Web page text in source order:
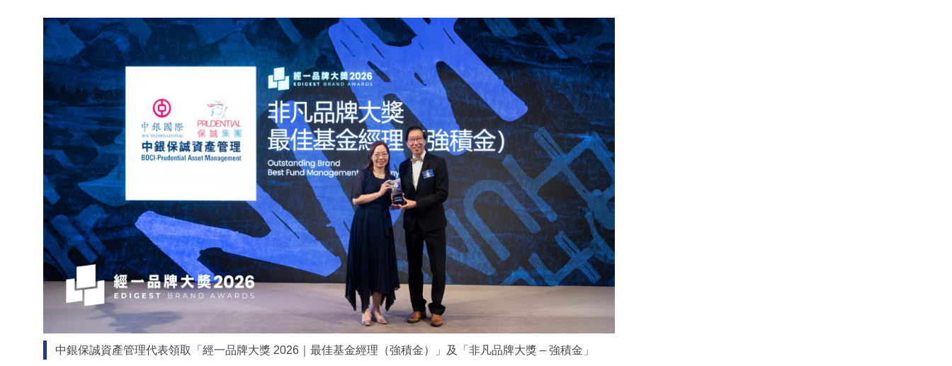
中銀保誠資產管理代表領取「經一品牌大獎 2026｜最佳基金經理（強積金）」及「非凡品牌大獎 – 強積金」